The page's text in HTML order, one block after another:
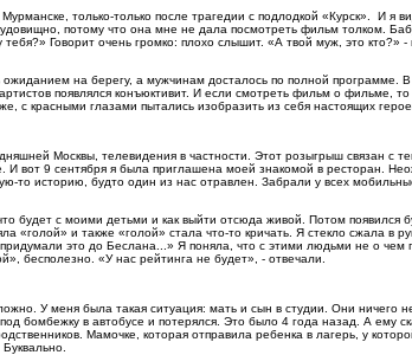
только-только после трагедии с подлодкой «Курск». И я
потому что она мне не дала посмотреть фильм толком.
Говорит очень громко: плохо слышит. «А твой муж, это кто?»
на берегу, а мужчинам досталось по полной программе.
появлялся конъюктивит. И если смотреть фильм о фильме,
с красными глазами пытались изобразить из себя настоящих
Москвы, телевидения в частности. Этот розыгрыш связан с
вот 9 сентября я была приглашена моей знакомой в ресторан.
то историю, будто один из нас отравлен. Забрали у всех
будет с моими детьми и как выйти отсюда живой. Потом появился
и также «голой» стала что-то кричать. Я стекло сжала в
это до Беслана...» Я поняла, что с этими людьми не о чем
бесполезно. «У нас рейтинга не будет», - отвечали.
У меня была такая ситуация: мать и сын в студии. Они ничего
бомбежку в автобусе и потерялся. Это было 4 года назад. А ему
Мамочке, которая отправила ребенка в лагерь, у